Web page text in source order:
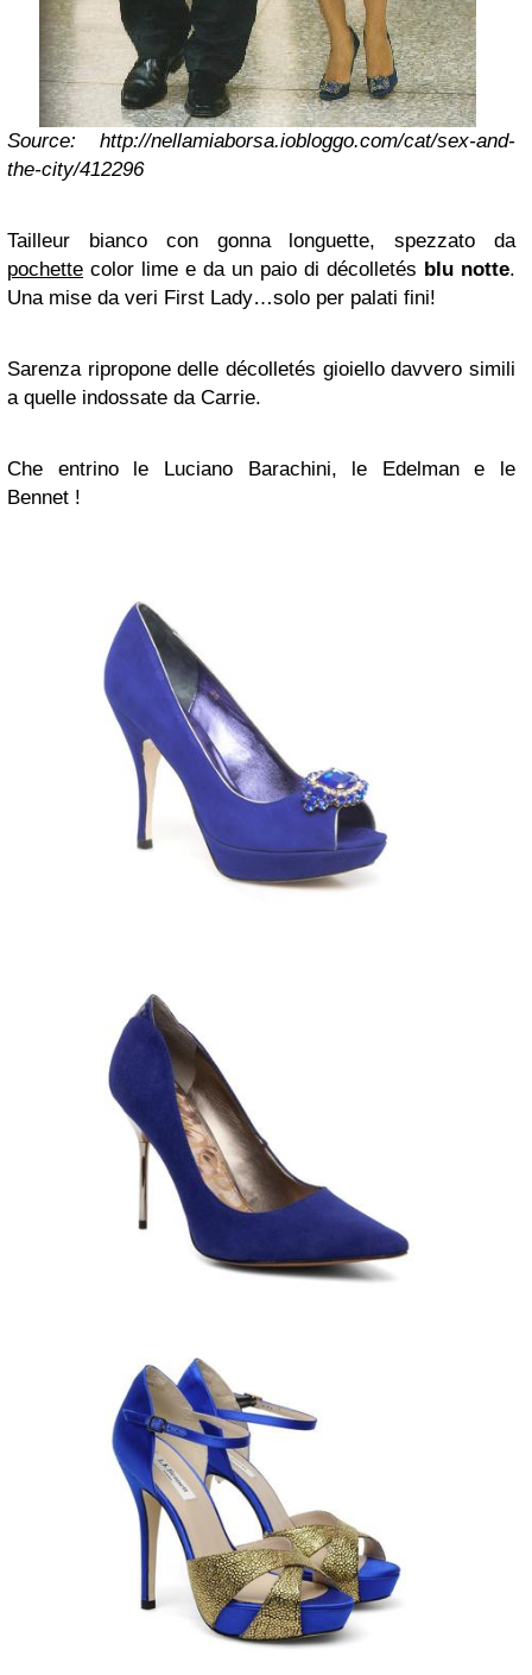
Source: http://nellamiaborsa.iobloggo.com/cat/sex-and-
the-city/412296
Tailleur bianco con gonna longuette, spezzato da
pochette color lime e da un paio di décolletés blu notte.
Una mise da veri First Lady…solo per palati fini!
Sarenza ripropone delle décolletés gioiello davvero simili
a quelle indossate da Carrie.
Che entrino le Luciano Barachini, le Edelman e le
Bennet !